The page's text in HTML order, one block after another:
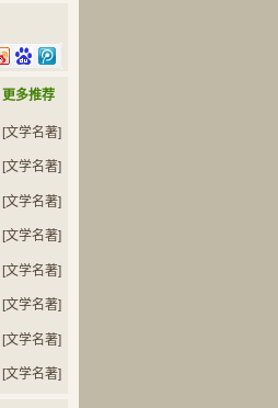
更多推荐
[文学名著]
[文学名著]
[文学名著]
[文学名著]
[文学名著]
[文学名著]
[文学名著]
[文学名著]